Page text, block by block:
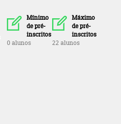
Mínimo
de pré-
inscritos
0 alunos
Máximo
de pré-
inscritos
22 alunos